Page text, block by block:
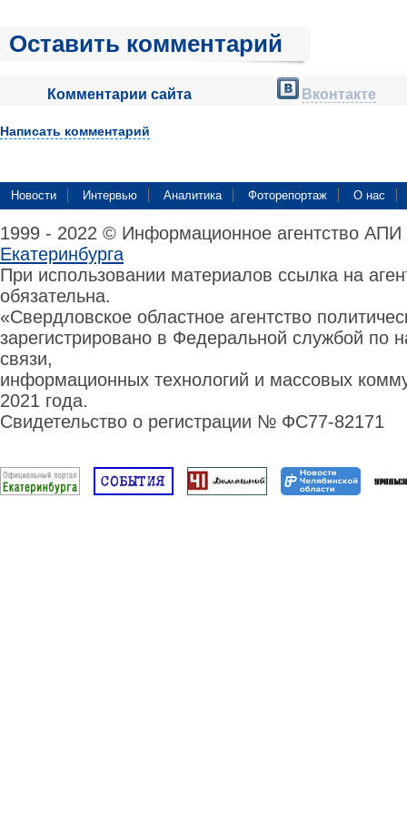
Оставить комментарий
Комментарии сайта Вконтакте
Написать комментарий
Новости Интервью Аналитика Фоторепортаж О нас
1999 - 2022 © Информационное агентство
Екатеринбурга
При использовании материалов ссылка на
обязательна.
«Свердловское областное агентство
зарегистрировано в Федеральной службой по
связи,
информационных технологий и массовых
2021 года.
Свидетельство о регистрации № ФС77-82171